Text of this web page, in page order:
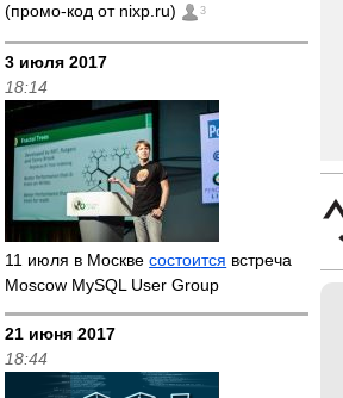
(промо-код от nixp.ru)
3
3 июля 2017
18:14
11 июля в Москвесостоится встреча
Moscow MySQL User Group
21 июня 2017
18:44